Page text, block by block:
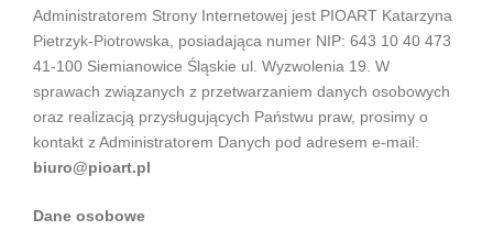
Administratorem Strony Internetowej jest PIOART Katarzyna
Pietrzyk-Piotrowska, posiadająca numer NIP: 643 10 40 473
41-100 Siemianowice Śląskie ul. Wyzwolenia 19. W
sprawach związanych z przetwarzaniem danych osobowych
oraz realizacją przysługujących Państwu praw, prosimy o
kontakt z Administratorem Danych pod adresem e-mail:
biuro@pioart.pl
Dane osobowe